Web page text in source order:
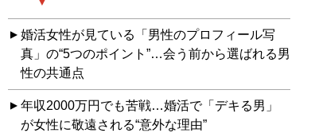
婚活女性が見ている「男性のプロフィール写
真」の“5つのポイント”…会う前から選ばれる男
性の共通点
年収2000万円でも苦戦…婚活で「デキる男」
が女性に敬遠される“意外な理由”